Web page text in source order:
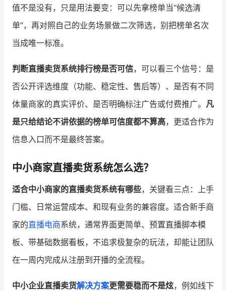
值不是没有，只是用法要变：可以先拿榜单当“候选清
单”，再对照自己的业务场景做二次筛选，别把榜单名次
当成唯一标准。
判断直播卖货系统排行榜是否可信，可以看三个信号：是
否公开评选维度（功能、稳定性、售后等）、是否有不同
体量商家的真实评价、是否明确标注广告或付费推广。 凡
是只给结论不讲依据的榜单可信度都不算高，更适合作为
信息入口而不是最终答案。
中小商家直播卖货系统怎么选？
适合中小商家的直播卖货系统有哪些，关键看三点：上手
门槛、日常运营成本、和现有业务的兼容度。适合新手商
家的直播电商系统，通常界面更简单、预置直播脚本模
板、带基础数据看板，不追求极复杂的玩法，却能让团队
在一周内完成从注册到开播的全流程。
中小企业直播卖货解决方案更需要稳而不是炫，例如线下